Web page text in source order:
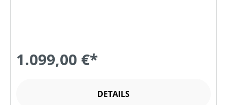
1.099,00 €*
DETAILS